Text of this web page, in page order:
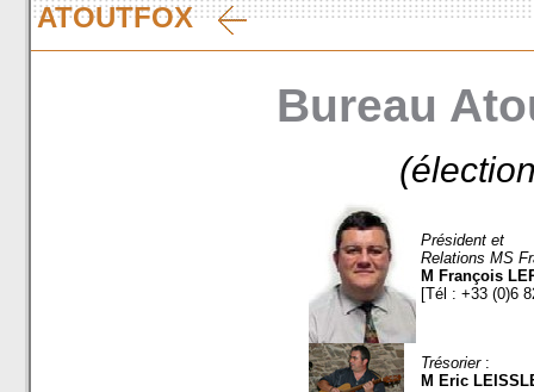
ATOUTFOX
Bureau
Président et
Relations MS
M François
[Tél : +33 (0)6
Trésorier:
M Eric